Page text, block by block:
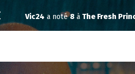
Saskatche